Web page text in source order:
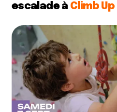
escalade à Climb Up